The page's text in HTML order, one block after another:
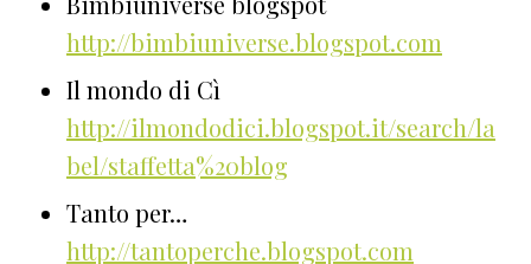
http://bimbiuniverse.blogspot.com
Il mondo di Cì
http://ilmondodici.blogspot.it/search/la
bel/staffetta%20blog
Tanto per…
http://tantoperche.blogspot.com